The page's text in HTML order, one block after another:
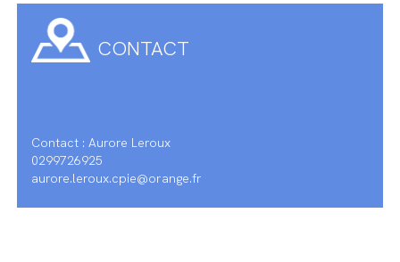
CONTACT
Contact : Aurore Leroux
0299726925
aurore.leroux.cpie@orange.fr